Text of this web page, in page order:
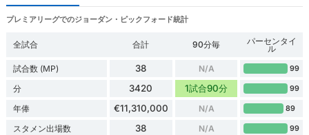
プレミアリーグでのジョーダン・ピックフォード統計
全試合 合計 90分毎 パーセンタイ
ル
試合数 (MP)
38 N/A 99
分 3420 1試合90分 99
年俸 €11,310,000 N/A 89
スタメン出場数 38 N/A 99